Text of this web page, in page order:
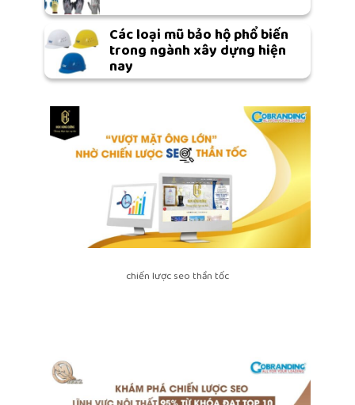
Các loại mũ bảo hộ phổ biến
trong ngành xây dựng hiện
nay
chiến lược seo thần tốc